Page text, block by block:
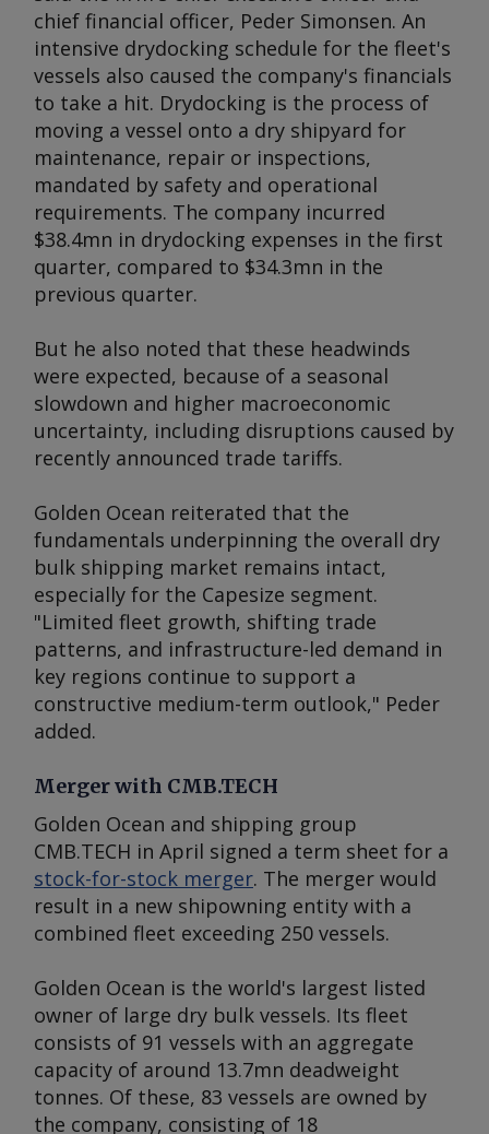
chief financial officer, Peder Simonsen. An
intensive drydocking schedule for the fleet's
vessels also caused the company's financials
to take a hit. Drydocking is the process of
moving a vessel onto a dry shipyard for
maintenance, repair or inspections,
mandated by safety and operational
requirements. The company incurred
$38.4mn in drydocking expenses in the first
quarter, compared to $34.3mn in the
previous quarter.
But he also noted that these headwinds
were expected, because of a seasonal
slowdown and higher macroeconomic
uncertainty, including disruptions caused by
recently announced trade tariffs.
Golden Ocean reiterated that the
fundamentals underpinning the overall dry
bulk shipping market remains intact,
especially for the Capesize segment.
"Limited fleet growth, shifting trade
patterns, and infrastructure-led demand in
key regions continue to support a
constructive medium-term outlook," Peder
added.
Merger with CMB.TECH
Golden Ocean and shipping group
CMB.TECH in April signed a term sheet for a
stock-for-stock merger. The merger would
result in a new shipowning entity with a
combined fleet exceeding 250 vessels.
Golden Ocean is the world's largest listed
owner of large dry bulk vessels. Its fleet
consists of 91 vessels with an aggregate
capacity of around 13.7mn deadweight
tonnes. Of these, 83 vessels are owned by
the company, consisting of 18